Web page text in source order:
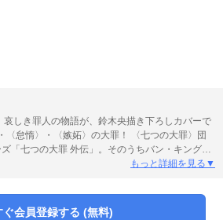
哀しき罪人の物語が、鈴木央描き下ろしカバーで
〈怠惰〉・〈嫉妬〉の大罪！ 〈七つの大罪〉団
「七つの大罪 外伝」。そのうちバン・キング・
カラー扉付きで収録！ 複数巻にわたりバラバラに
もっと詳細を見る▼
ぐ会員登録する (無料)